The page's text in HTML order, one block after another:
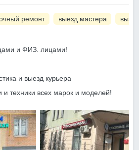
ремонт выезд мастера
и ФИЗ. лицами!
и выезд курьера
и техники всех марок и моделей!